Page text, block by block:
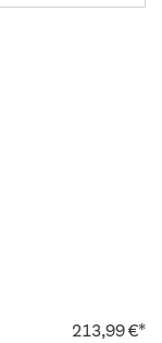
213,99 €*